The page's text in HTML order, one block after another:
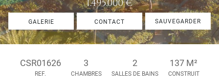
1.495.000 €
GALERIE CONTACT SAUVEGARDER
CSR01626
REF.
3
CHAMBRES
2
SALLES DE BAINS
137 M²
CONSTRUIT